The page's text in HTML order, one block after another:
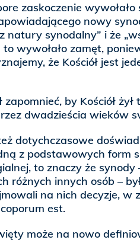
zaskoczenie
nowy
natury synodalny” i że
wywołało zamęt,
że Kościół jest
zapomnieć, by Kościół
dwadzieścia wieków
dotychczasowe
z podstawowych form
to znaczy że
różnych innych osób –
na nich decyzje, w
est.
może na nowo